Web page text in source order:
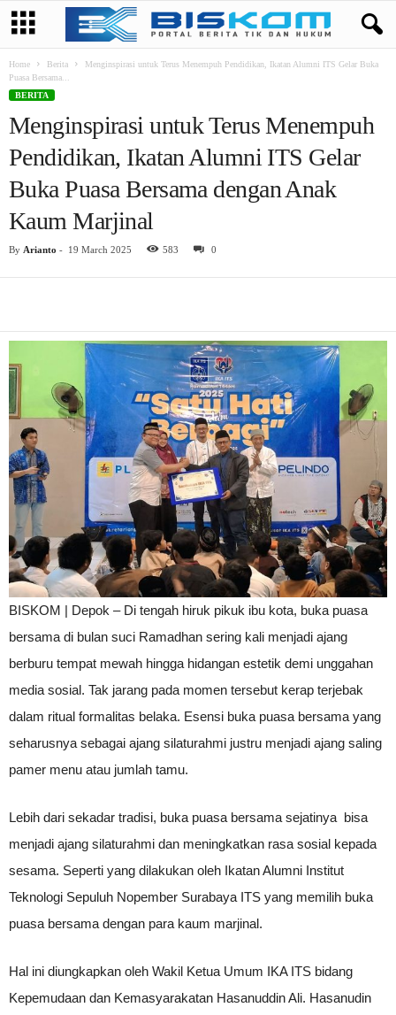
Home Berita
Menginspirasi untuk Terus Menempuh Pendidikan, Ikatan Alumni ITS Gelar Buka
Puasa Bersama...
BERITA
Menginspirasi untuk Terus Menempuh
Pendidikan, Ikatan Alumni ITS Gelar
Buka Puasa Bersama dengan Anak
Kaum Marjinal
By Arianto - 19 March 2025 583 0
BISKOM | Depok – Di tengah hiruk pikuk ibu kota, buka puasa
bersama di bulan suci Ramadhan sering kali menjadi ajang
berburu tempat mewah hingga hidangan estetik demi unggahan
media sosial. Tak jarang pada momen tersebut kerap terjebak
dalam ritual formalitas belaka. Esensi buka puasa bersama yang
seharusnya sebagai ajang silaturahmi justru menjadi ajang saling
pamer menu atau jumlah tamu.
Lebih dari sekadar tradisi, buka puasa bersama sejatinya bisa
menjadi ajang silaturahmi dan meningkatkan rasa sosial kepada
sesama. Seperti yang dilakukan oleh Ikatan Alumni Institut
Teknologi Sepuluh Nopember Surabaya ITS yang memilih buka
puasa bersama dengan para kaum marjinal.
Hal ini diungkapkan oleh Wakil Ketua Umum IKA ITS bidang
Kepemudaan dan Kemasyarakatan Hasanuddin Ali. Hasanudin